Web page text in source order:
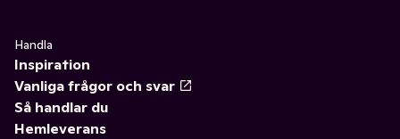
Handla
Inspiration
Vanliga frågor och svar
Så handlar du
Hemleverans